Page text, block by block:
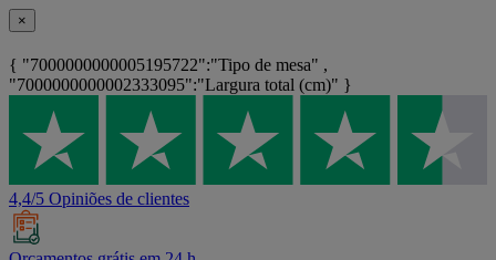
×
{ "7000000000005195722":"Tipo de mesa" ,
"7000000000002333095":"Largura total (cm)" }
4,4/5 Opiniões de clientes